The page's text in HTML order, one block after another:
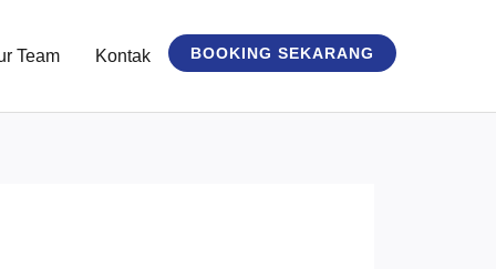
Team Kontak BOOKING SEKARANG